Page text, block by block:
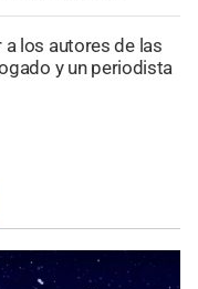
los autores de las
y un periodista